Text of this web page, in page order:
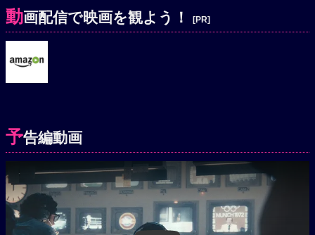
動画配信で映画を観よう！ [PR]
予告編動画